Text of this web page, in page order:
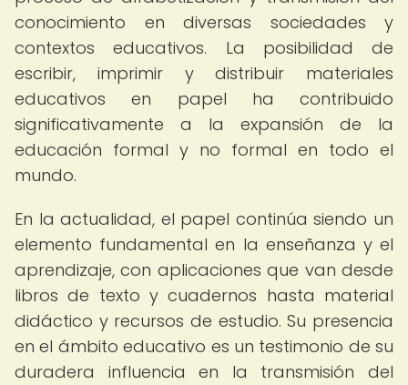
conocimiento en diversas sociedades y
contextos educativos. La posibilidad de
escribir, imprimir y distribuir materiales
educativos en papel ha contribuido
significativamente a la expansión de la
educación formal y no formal en todo el
mundo.
En la actualidad, el papel continúa siendo un
elemento fundamental en la enseñanza y el
aprendizaje, con aplicaciones que van desde
libros de texto y cuadernos hasta material
didáctico y recursos de estudio. Su presencia
en el ámbito educativo es un testimonio de su
duradera influencia en la transmisión del